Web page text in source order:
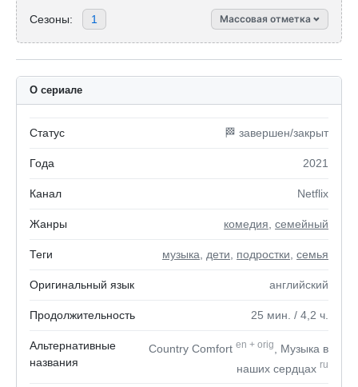
Сезоны: 1 Массовая отметка
О сериале
Статус 🏁 завершен/закрыт
Года 2021
Канал Netflix
Жанры комедия семейный
Теги музыка дети подростки семья
Оригинальный язык английский
Продолжительность 25 мин. / 4,2 ч.
Альтернативные
названия
Country Comfort en + orig
, Музыка в
наших сердцах ru